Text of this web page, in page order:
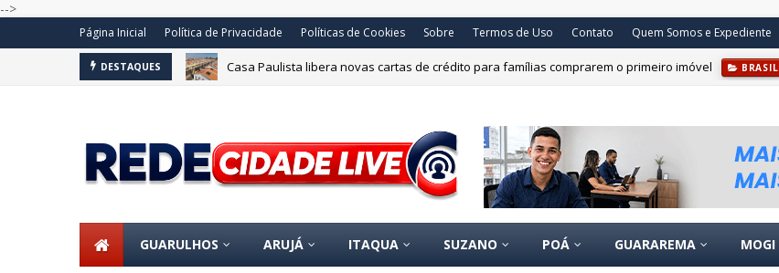
-->
Página Inicial Política de Privacidade Políticas de Cookies Sobre Termos de Uso Contato Quem Somos e Expediente
DESTAQUES Casa Paulista libera novas cartas de crédito para famílias comprarem o primeiro imóvel BRASIL
GUARULHOS ARUJÁ ITAQUA SUZANO POÁ GUARAREMA MOGI